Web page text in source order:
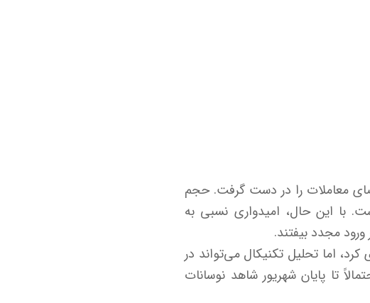
معاملات را در دست گرفت. حجم
با این حال، امیدواری نسبی به
مجدد بیفتند.
اما تحلیل تکنیکال می‌تواند در
تا پایان شهریور شاهد نوسانات